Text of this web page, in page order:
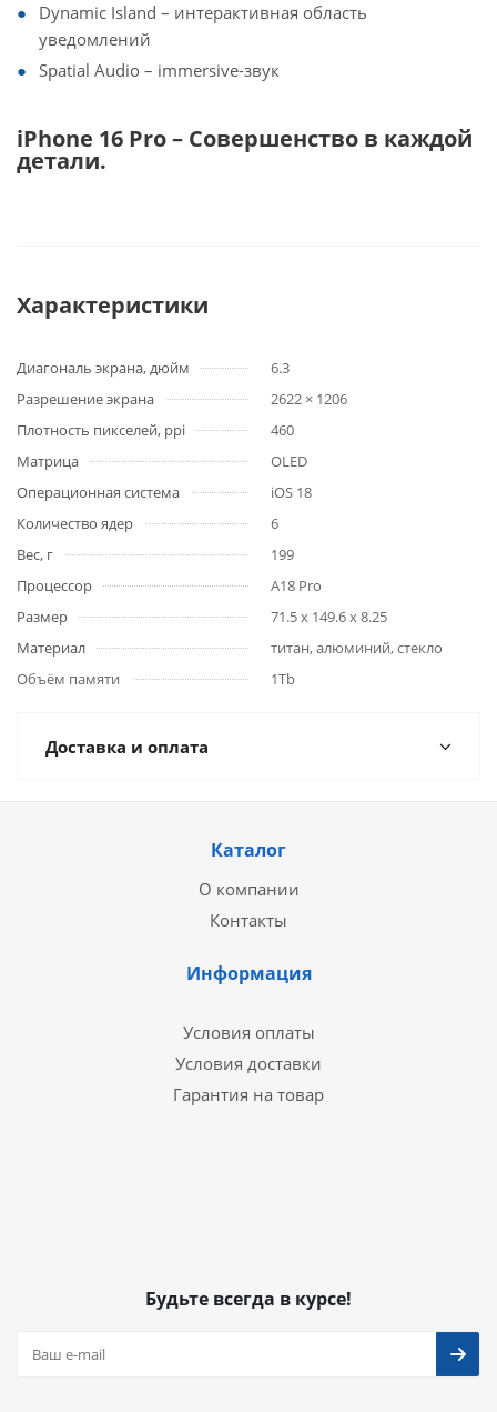
Dynamic Island – интерактивная область
уведомлений
Spatial Audio – immersive-звук
iPhone 16 Pro – Совершенство в каждой
детали.
Характеристики
Диагональ экрана, дюйм
6.3
Разрешение экрана
2622 × 1206
Плотность пикселей, ppi
460
Матрица
OLED
Операционная система
iOS 18
Количество ядер
6
Вес, г
199
Процессор
A18 Pro
Размер
71.5 x 149.6 x 8.25
Материал
титан, алюминий, стекло
Объём памяти
1Tb
Доставка и оплата
Каталог
О компании
Контакты
Информация
Условия оплаты
Условия доставки
Гарантия на товар
Будьте всегда в курсе!